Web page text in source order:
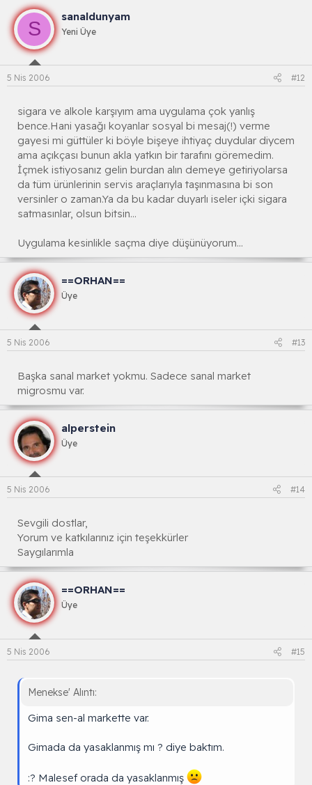
S
sanaldunyam
Yeni Üye
5 Nis 2006 #12
sigara ve alkole karşıyım ama uygulama çok yanlış
bence.Hani yasağı koyanlar sosyal bi mesaj(!) verme
gayesi mi güttüler ki böyle bişeye ihtiyaç duydular diycem
ama açıkçası bunun akla yatkın bir tarafını göremedim.
İçmek istiyosanız gelin burdan alın demeye getiriyolarsa
da tüm ürünlerinin servis araçlarıyla taşınmasına bi son
versinler o zaman.Ya da bu kadar duyarlı iseler içki sigara
satmasınlar, olsun bitsin...
Uygulama kesinlikle saçma diye düşünüyorum...
==ORHAN==
Üye
5 Nis 2006 #13
Başka sanal market yokmu. Sadece sanal market
migrosmu var.
alperstein
Üye
5 Nis 2006 #14
Sevgili dostlar,
Yorum ve katkılarınız için teşekkürler
Saygılarımla
==ORHAN==
Üye
5 Nis 2006 #15
Menekse' Alıntı:
Gima sen-al markette var.
Gimada da yasaklanmış mı ? diye baktım.
:? Malesef orada da yasaklanmış